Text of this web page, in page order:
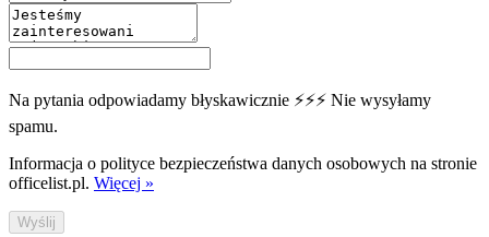
Na pytania odpowiadamy błyskawicznie ⚡⚡⚡ Nie wysyłamy
spamu.
Informacja o polityce bezpieczeństwa danych osobowych na stronie
officelist.pl. Więcej »
Wyślij